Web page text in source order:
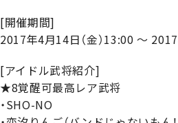
[開催期間]
2017年4月14日（金）13:00 ～
[アイドル武将紹介]
★8覚醒可最高レア武将
・SHO-NO